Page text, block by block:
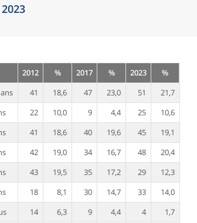
2012 % 2017 % 2023
%
41 18,6 47 23,0 51
21,7
22 10,0 9 4,4 25
10,6
41 18,6 40 19,6 45
19,1
42 19,0 34 16,7 48
20,4
43 19,5 35 17,2 29
12,3
18 8,1 30 14,7 33
14,0
14 6,3 9 4,4 4
1,7